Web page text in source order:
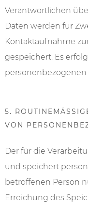
Verantwortlichen
Daten werden für
Kontaktaufnahme
gespeichert. Es
personenbezogenen
5.
ON
Der für die
und speichert
betroffenen Person
Erreichung des